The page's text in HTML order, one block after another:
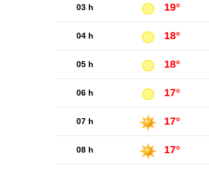
03 h 19°
04 h 18°
05 h 18°
06 h 17°
07 h 17°
08 h 17°